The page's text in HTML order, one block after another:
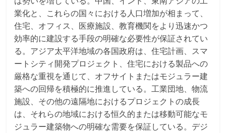
業化と、これらの国々における人口増加が相まって、
住宅、オフィス、医療施設、教育機関をより迅速かつ
効率的に建設する手段の明確な必要性が保証されてい
る。アジア太平洋地域の各国政府は、住宅計画、スマ
ートシティ開発プロジェクト、住宅における製品への
厳格な重視を通じて、オフサイトまたはモジュラー建
築への回帰を積極的に推進している。工業団地、物流
施設、その他の遠隔地におけるプロジェクトの成長
は、それらの地域における恒久的または移動可能なモ
ジュラー建築物への明確な需要を保証している。デジ